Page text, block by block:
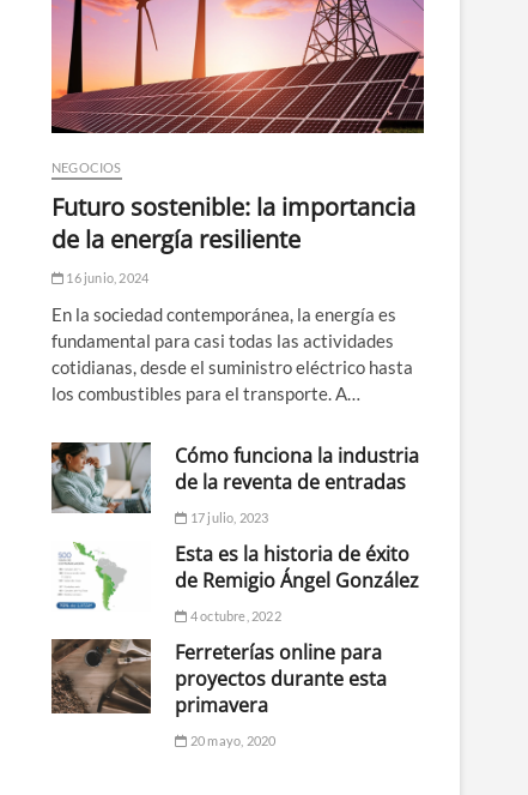
NEGOCIOS
Futuro sostenible: la importancia
de la energía resiliente
16 junio, 2024
En la sociedad contemporánea, la energía es
fundamental para casi todas las actividades
cotidianas, desde el suministro eléctrico hasta
los combustibles para el transporte. A…
Cómo funciona la industria
de la reventa de entradas
17 julio, 2023
Esta es la historia de éxito
de Remigio Ángel González
4 octubre, 2022
Ferreterías online para
proyectos durante esta
primavera
20 mayo, 2020